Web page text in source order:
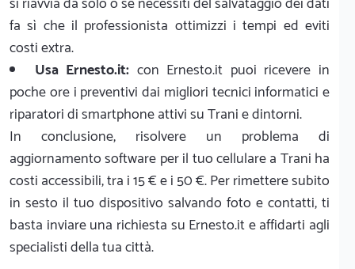
fa sì che il professionista ottimizzi i tempi ed eviti
costi extra.
Usa Ernesto.it: con Ernesto.it puoi ricevere in
poche ore i preventivi dai migliori tecnici informatici e
riparatori di smartphone attivi su Trani e dintorni.
In conclusione, risolvere un problema di
aggiornamento software per il tuo cellulare a Trani ha
costi accessibili, tra i 15 € e i 50 €. Per rimettere subito
in sesto il tuo dispositivo salvando foto e contatti, ti
basta inviare una richiesta su Ernesto.it e affidarti agli
specialisti della tua città.